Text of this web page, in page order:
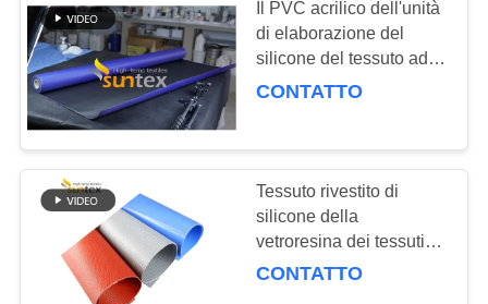
SU
DI
NOI
VISITA
FABBRICA
Il PVC acrilico dell'unità
di elaborazione del
silicone del tessuto ad
alta temperatura ha
CONTATTO
Tessuto rivestito di
silicone della
vetroresina dei tessuti
ad alta temperatura per
CONTATTO